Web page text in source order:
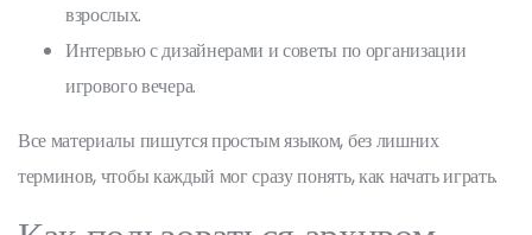
взрослых.
Интервью с дизайнерами и советы по организации
игрового вечера.
Все материалы пишутся простым языком, без лишних
терминов, чтобы каждый мог сразу понять, как начать играть.